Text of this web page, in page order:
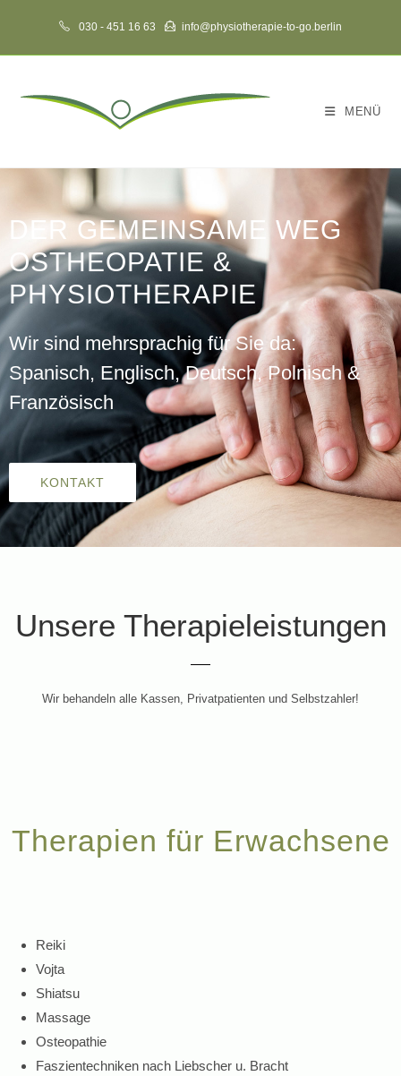
030 - 451 16 63 info@physiotherapie-to-go.berlin
MENÜ
DER GEMEINSAME WEG
OSTHEOPATIE &
PHYSIOTHERAPIE
Wir sind mehrsprachig für Sie da:
Spanisch, Englisch, Deutsch, Polnisch &
Französisch
KONTAKT
Unsere Therapieleistungen
Wir behandeln alle Kassen, Privatpatienten und Selbstzahler!
Therapien für Erwachsene
Reiki
Vojta
Shiatsu
Massage
Osteopathie
Faszientechniken nach Liebscher u. Bracht